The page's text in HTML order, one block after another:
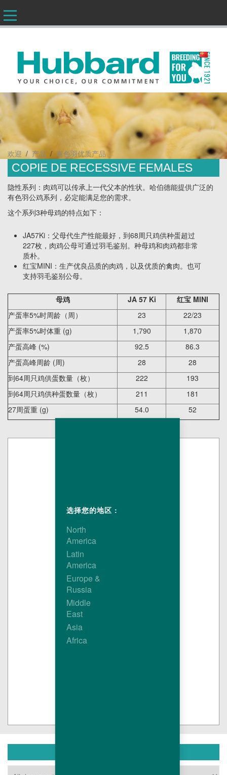
CN
欢迎/产品 / 有色羽优质产品
COPIE DE RECESSIVE FEMALES
隐性系列：肉鸡可以传承上一代父本的性状。哈伯德能提供广泛的
有色羽公鸡系列，必定能满足您的需求。
这个系列3种母鸡的特点如下：
JA57Ki：父母代生产性能最好，到68周只鸡供种蛋超过
227枚，肉鸡公母可通过羽毛鉴别。种母鸡和肉鸡都非常
质朴。
红宝MINI：生产优良品质的肉鸡，以及优质的禽肉。也可
支持羽毛鉴别公母。
母鸡 JA 57 Ki 红宝 MINI
产蛋率5%时周龄（周）
23
22/23
产蛋率5%时体重 (g)
1,790
1,870
产蛋高峰 (%)
92.5
86.3
产蛋高峰周龄 (周)
28
28
到64周只鸡供蛋数量（枚）
222
193
到64周只鸡供种蛋数量（枚）
211
181
27周蛋重 (g)
54.0 52
选择您的地区 :
North
America
Latin
America
Europe &
Russia
Middle
East
Asia
Africa